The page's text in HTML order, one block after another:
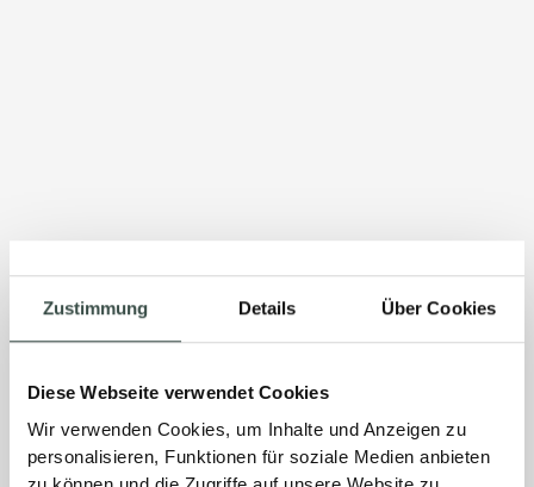
Zustimmung Details Über Cookies
Diese Webseite verwendet Cookies
Wir verwenden Cookies, um Inhalte und Anzeigen zu
personalisieren, Funktionen für soziale Medien anbieten